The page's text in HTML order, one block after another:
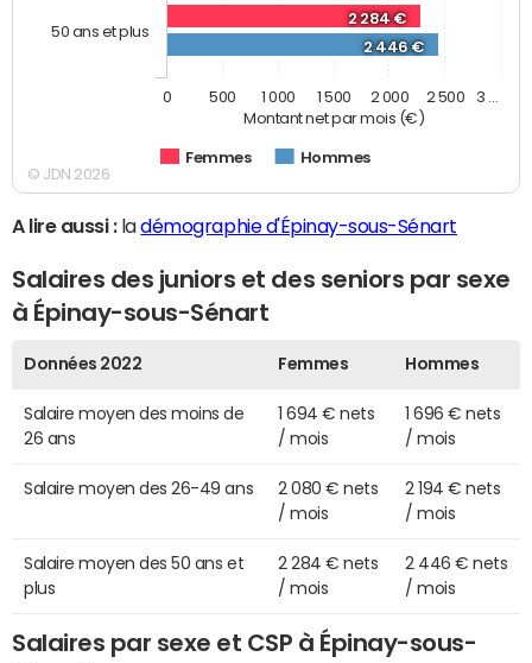
Montant net par mois (€)
2 284 €
2 446 €
Femmes Hommes
50 ans et plus
0 500 1 000 1 500 2 000 2 500 3 …
© JDN 2026
A lire aussi :ladémographie d'Épinay-sous-Sénart
Salaires des juniors et des seniors par sexe
à Épinay-sous-Sénart
Données 2022 Femmes Hommes
Salaire moyen des moins de
26 ans
1 694 € nets
/ mois
1 696 € nets
/ mois
Salaire moyen des 26-49 ans
2 080 € nets
/ mois
2 194 € nets
/ mois
Salaire moyen des 50 ans et
plus
2 284 € nets
/ mois
2 446 € nets
/ mois
Salaires par sexe et CSP à Épinay-sous-